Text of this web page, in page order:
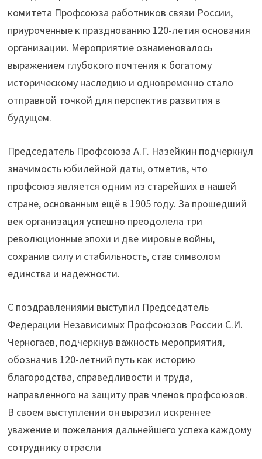
комитета Профсоюза работников связи России,
приуроченные к празднованию 120-летия основания
организации. Мероприятие ознаменовалось
выражением глубокого почтения к богатому
историческому наследию и одновременно стало
отправной точкой для перспектив развития в
будущем.
Председатель Профсоюза А.Г. Назейкин подчеркнул
значимость юбилейной даты, отметив, что
профсоюз является одним из старейших в нашей
стране, основанным ещё в 1905 году. За прошедший
век организация успешно преодолела три
революционные эпохи и две мировые войны,
сохранив силу и стабильность, став символом
единства и надежности.
С поздравлениями выступил Председатель
Федерации Независимых Профсоюзов России С.И.
Черногаев, подчеркнув важность мероприятия,
обозначив 120-летний путь как историю
благородства, справедливости и труда,
направленного на защиту прав членов профсоюзов.
В своем выступлении он выразил искреннее
уважение и пожелания дальнейшего успеха каждому
сотруднику отрасли